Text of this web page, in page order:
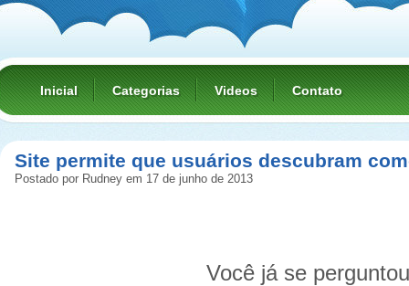
Inicial Categorias Videos Contato
Site permite que usuários descubram
Postado por Rudney em 17 de junho de 2013
Você já se